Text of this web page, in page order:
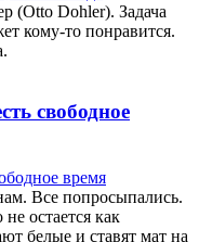
(Otto Dohler). Задача
кому-то понравится.
свободное
Все попросыпались.
остается как
белые и ставят мат на